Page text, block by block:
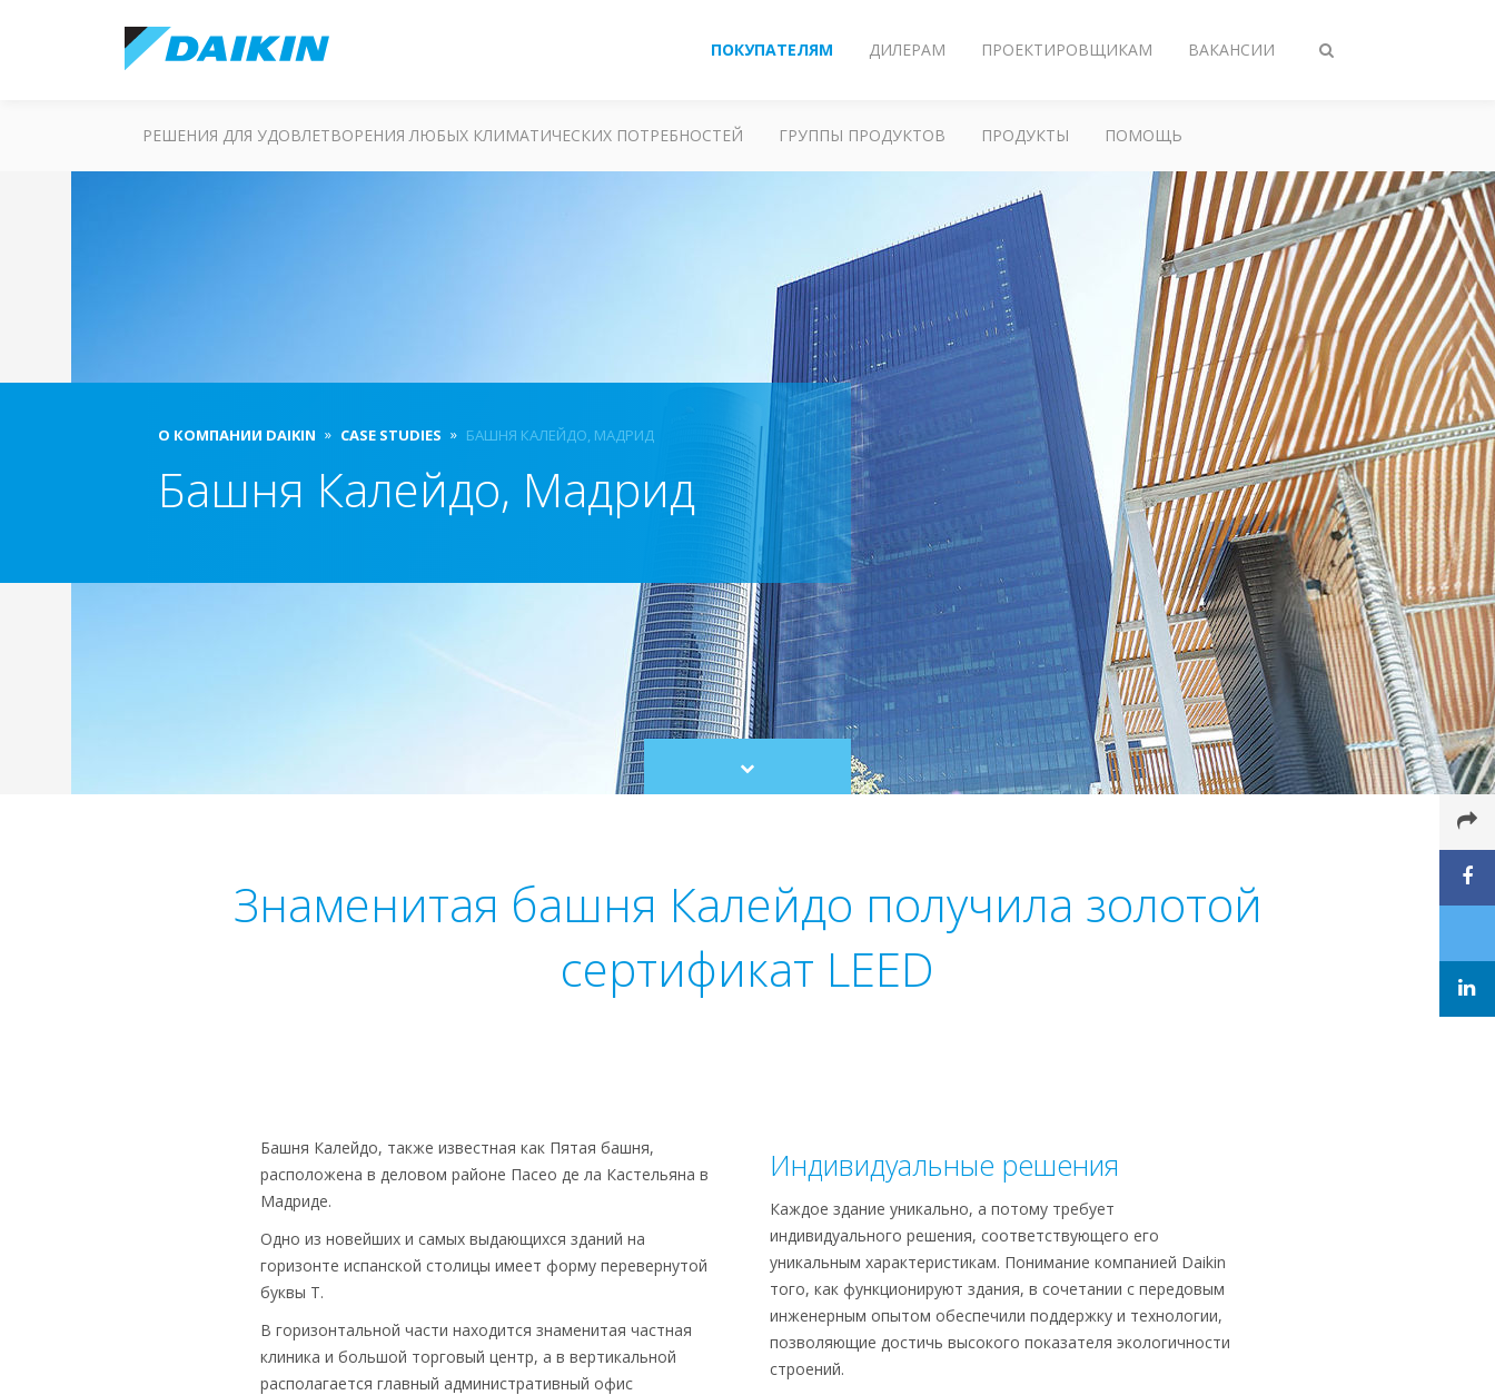
Переключить
ПОКУПАТЕЛЯМ ДИЛЕРАМ ПРОЕКТИРОВЩИКАМ ВАКАНСИИ
РЕШЕНИЯ ДЛЯ УДОВЛЕТВОРЕНИЯ ЛЮБЫХ КЛИМАТИЧЕСКИХ ПОТРЕБНОСТЕЙ ГРУППЫ ПРОДУКТОВ ПРОДУКТЫ ПОМОЩЬ
О КОМПАНИИ DAIKIN CASE STUDIES БАШНЯ КАЛЕЙДО, МАДРИД
Башня Калейдо, Мадрид
Scroll
to
Знаменитая башня Калейдо получила золотой
сертификат LEED
Башня Калейдо, также известная как Пятая башня,
расположена в деловом районе Пасео де ла Кастельяна в
Мадриде.
Одно из новейших и самых выдающихся зданий на
горизонте испанской столицы имеет форму перевернутой
буквы Т.
В горизонтальной части находится знаменитая частная
клиника и большой торговый центр, а в вертикальной
располагается главный административный офис
Индивидуальные решения
Каждое здание уникально, а потому требует
индивидуального решения, соответствующего его
уникальным характеристикам. Понимание компанией Daikin
того, как функционируют здания, в сочетании с передовым
инженерным опытом обеспечили поддержку и технологии,
позволяющие достичь высокого показателя экологичности
строений.